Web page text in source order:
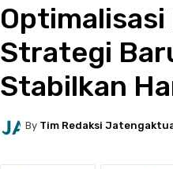
Optimalisasi
Strategi
Stabilkan
By Tim Redaksi